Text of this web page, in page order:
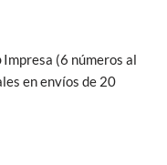
Impresa (6 números al
en envíos de 20